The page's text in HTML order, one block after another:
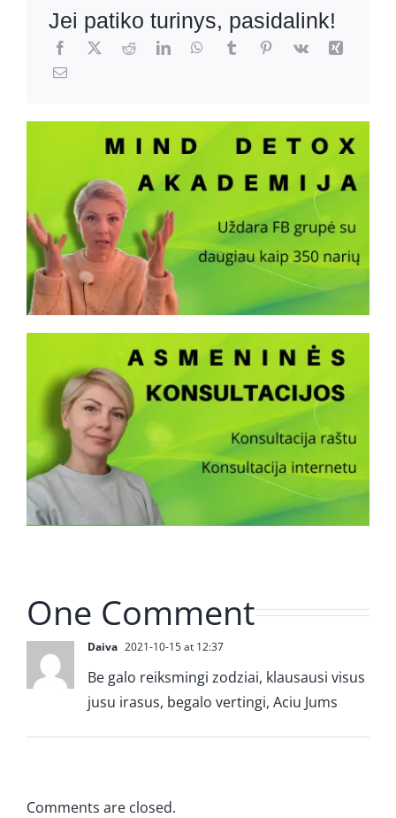
Jei patiko turinys, pasidalink!
One Comment
Daiva 2021-10-15 at 12:37
Be galo reiksmingi zodziai, klausausi visus
jusu irasus, begalo vertingi, Aciu Jums
Comments are closed.